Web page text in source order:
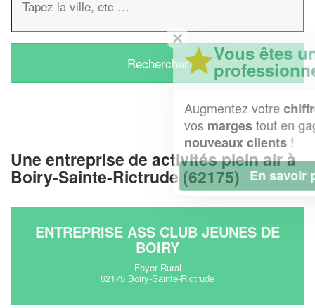
Une entreprise de activités plein air à
Boiry-Sainte-Rictrude (62175)
ENTREPRISE ASS CLUB JEUNES DE
BOIRY
Foyer Rural
62175 Boiry-Sainte-Rictrude
✕
Vous êtes un
professionnel ?
Augmentez votrechiffre d'affaireset
tout en gagnant de
nouveaux clients!
En savoir plus